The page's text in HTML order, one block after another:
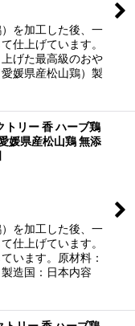
を加工した後、一
仕上げています。
げた最高級のおや
媛県産松山鶏）製
リー 香 ハーブ鶏
媛県産松山鶏 無添
を加工した後、一
仕上げています。
います。原材料：
造国：日本内容